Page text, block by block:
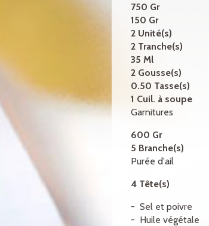
750 Gr
150 Gr
2 Unité(s)
2 Tranche(s)
35 Ml
2 Gousse(s)
0.50 Tasse(s)
1 Cuil. à soupe
Garnitures
600 Gr
5 Branche(s)
Purée d'ail
4 Tête(s)
Sel et poivre
Huile végétale